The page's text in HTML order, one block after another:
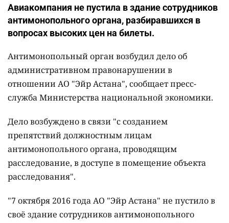
Авиакомпания не пустила в здание сотрудников
антимонопольного органа, разбиравшихся в
вопросах высоких цен на билеты.
Антимонопольный орган возбудил дело об
административном правонарушении в
отношении АО "Эйр Астана", сообщает пресс-
служба Министерства национальной экономики.
Дело возбуждено в связи "с созданием
препятствий должностным лицам
антимонопольного органа, проводящим
расследование, в доступе в помещение объекта
расследования".
"7 октября 2016 года АО "Эйр Астана" не пустило в
своё здание сотрудников антимонопольного